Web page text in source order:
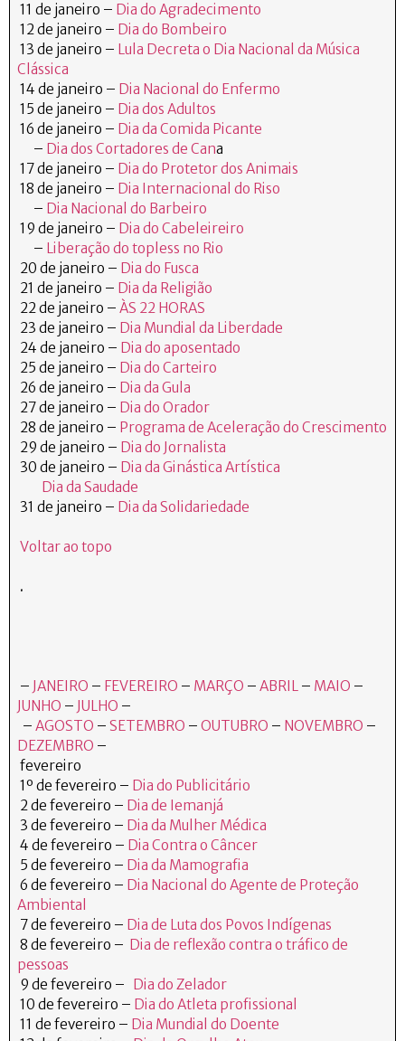
11 de janeiro – Dia do Agradecimento
12 de janeiro – Dia do Bombeiro
13 de janeiro – Lula Decreta o Dia Nacional da Música
Clássica
14 de janeiro – Dia Nacional do Enfermo
15 de janeiro – Dia dos Adultos
16 de janeiro – Dia da Comida Picante
– Dia dos Cortadores de Cana
17 de janeiro – Dia do Protetor dos Animais
18 de janeiro – Dia Internacional do Riso
– Dia Nacional do Barbeiro
19 de janeiro – Dia do Cabeleireiro
– Liberação do topless no Rio
20 de janeiro – Dia do Fusca
21 de janeiro – Dia da Religião
22 de janeiro – ÀS 22 HORAS
23 de janeiro – Dia Mundial da Liberdade
24 de janeiro – Dia do aposentado
25 de janeiro – Dia do Carteiro
26 de janeiro – Dia da Gula
27 de janeiro – Dia do Orador
28 de janeiro – Programa de Aceleração do Crescimento
29 de janeiro – Dia do Jornalista
30 de janeiro – Dia da Ginástica Artística
Dia da Saudade
31 de janeiro – Dia da Solidariedade
Voltar ao topo
.
– JANEIRO – FEVEREIRO – MARÇO – ABRIL– MAIO –
JUNHO – JULHO –
– AGOSTO – SETEMBRO – OUTUBRO – NOVEMBRO –
DEZEMBRO –
fevereiro
1º de fevereiro – Dia do Publicitário
2 de fevereiro – Dia de Iemanjá
3 de fevereiro – Dia da Mulher Médica
4 de fevereiro – Dia Contra o Câncer
5 de fevereiro – Dia da Mamografia
6 de fevereiro – Dia Nacional do Agente de Proteção
Ambiental
7 de fevereiro – Dia de Luta dos Povos Indígenas
8 de fevereiro – Dia de reflexão contra o tráfico de
pessoas
9 de fevereiro –
Dia do Zelador
10 de fevereiro – Dia do Atleta profissional
11 de fevereiro – Dia Mundial do Doente